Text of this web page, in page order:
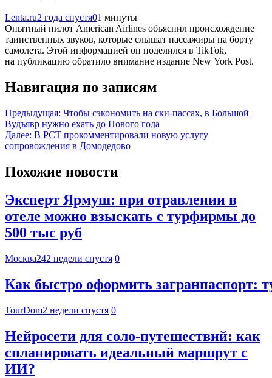
Lenta.ru2 года спустя01 минуты
Опытный пилот American Airlines объяснил происхождение
таинственных звуков, которые слышат пассажиры на борту
самолета. Этой информацией он поделился в TikTok,
на публикацию обратило внимание издание New York Post.
Навигация по записям
Предыдущая: Чтобы сэкономить на ски-пассах, в Большой
Вудъявр нужно ехать до Нового года
Далее: В РСТ прокомментировали новую услугу
сопровождения в Домодедово
Похожие новости
Эксперт Ярмуш: при отравлении в
отеле можно взыскать с турфирмы до
500 тыс руб
Москва242 недели спустя 0
Как быстро оформить загранпаспорт:
TourDom2 недели спустя 0
Нейросети для соло-путешествий: как
спланировать идеальный маршрут с
ИИ?